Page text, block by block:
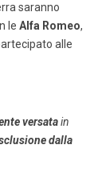
saranno
le Alfa Romeo,
alle
versatain
dalla